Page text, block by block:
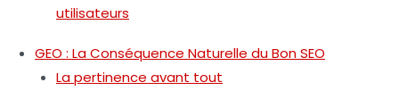
utilisateurs
GEO : La Conséquence Naturelle du Bon SEO
La pertinence avant tout